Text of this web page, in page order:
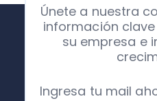
Únete a nuestra
información
su empresa e
Ingresa tu mail